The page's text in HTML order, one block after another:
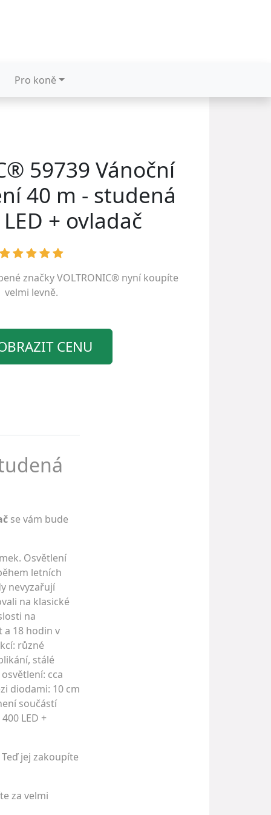
Pro koně
59739 Vánoční
40 m - studená
+ ovladač
značkyVOLTRONIC® nyní koupíte
velmi levně.
CENU
se vám bude
Osvětlení
letních
nevyzařují
na klasické
na
a 18 hodin v
různé
stálé
cca
diodami: 10 cm
součástí
LED +
jej zakoupíte
za velmi